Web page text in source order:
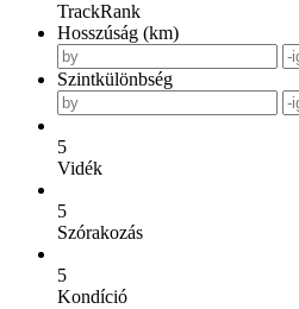
TrackRank
Hosszúság (km)
Szintkülönbség
5
Vidék
5
Szórakozás
5
Kondíció